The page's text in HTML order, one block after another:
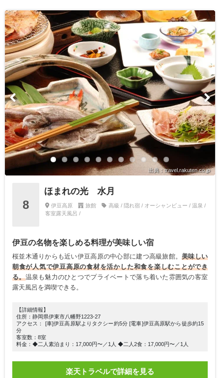
出典：travel.rakuten.co.jp
8
ほまれの光 水月
伊豆高原 旅館
高級 / 隠れ宿 / オーシャンビュー / 温泉 /
客室露天風呂 /
伊豆の名物を楽しめる料理が美味しい宿
桜並木通りからも近い伊豆高原の中心部に建つ高級旅館。美味しい
朝食が人気で伊豆高原の食材を活かした和食を楽しむことができ
る。温泉も魅力のひとつでプライベートで落ち着いた雰囲気の客室
露天風呂を満喫できる。
【詳細情報】
住所：静岡県伊東市八幡野1223-27
アクセス： [車]伊豆高原駅よりタクシー約5分 [電車]伊豆高原駅から徒歩約15
分
客室数：8室
料金：◆二人素泊まり：17,000円〜／1人 ◆二人2食：17,000円〜／1人
楽天トラベルで詳細を見る